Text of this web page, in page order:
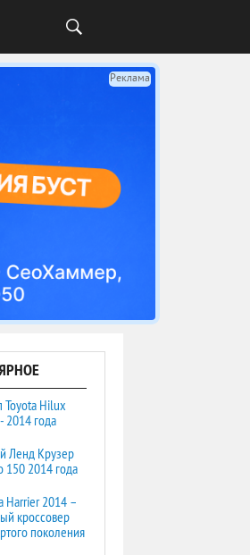
Реклама
Toyota Hilux
2014 года
Ленд Крузер
150 2014 года
Harrier 2014 –
кроссовер
поколения